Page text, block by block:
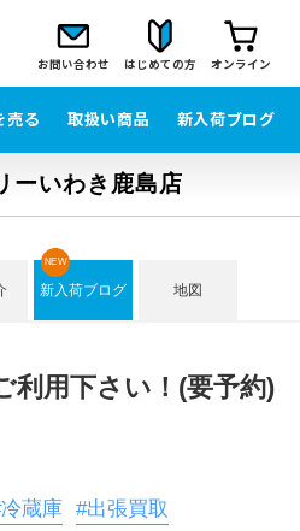
お問い合わせ はじめての方 オンライン
売る 取扱い商品 新入荷ブログ
ーいわき鹿島店
新入荷ブログ
NEW
地図
利用下さい！(要予約)
蔵庫 #出張買取